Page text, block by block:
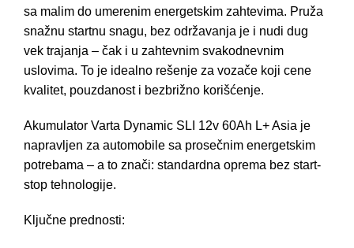
sa malim do umerenim energetskim zahtevima. Pruža
snažnu startnu snagu, bez održavanja je i nudi dug
vek trajanja – čak i u zahtevnim svakodnevnim
uslovima. To je idealno rešenje za vozače koji cene
kvalitet, pouzdanost i bezbrižno korišćenje.
Akumulator Varta Dynamic SLI 12v 60Ah L+ Asia je
napravljen za automobile sa prosečnim energetskim
potrebama – a to znači: standardna oprema bez start-
stop tehnologije.
Ključne prednosti: